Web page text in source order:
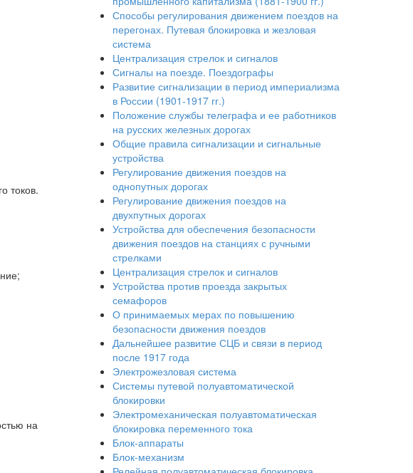
токов.
на
Способы регулирования движением поездов на
перегонах. Путевая блокировка и жезловая
система
Централизация стрелок и сигналов
Сигналы на поезде. Поездографы
Развитие сигнализации в период империализма
в России (1901-1917 гг.)
Положение службы телеграфа и ее работников
на русских железных дорогах
Общие правила сигнализации и сигнальные
устройства
Регулирование движения поездов на
однопутных дорогах
Регулирование движения поездов на
двухпутных дорогах
Устройства для обеспечения безопасности
движения поездов на станциях с ручными
стрелками
Централизация стрелок и сигналов
Устройства против проезда закрытых
семафоров
О принимаемых мерах по повышению
безопасности движения поездов
Дальнейшее развитие СЦБ и связи в период
после 1917 года
Электрожезловая система
Системы путевой полуавтоматической
блокировки
Электромеханическая полуавтоматическая
блокировка переменного тока
Блок-аппараты
Блок-механизм